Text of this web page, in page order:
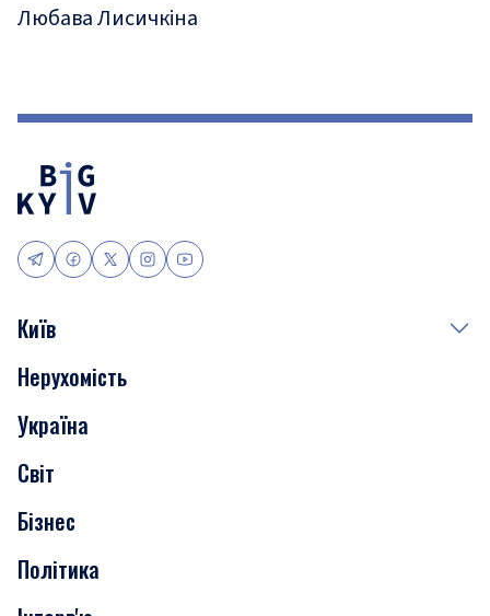
Любава Лисичкіна
Київ
Події
Скандали
Нерухомість
Транспорт
Нерухомість
Україна
Світ
Бізнес
Політика